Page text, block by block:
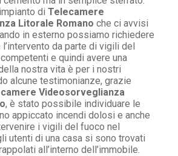
di Telecamere
Litorale Romano che ci avvisi
in esterno possiamo richiedere
da parte di vigili del
e quindi avere una
nostra vita è per i nostri
alcune testimonianze, grazie
Videosorveglianza
, è stato possibile individuare le
appiccato incendi dolosi e anche
i vigili del fuoco nel
utenti di una casa si sono trovati
all’interno dell’immobile.